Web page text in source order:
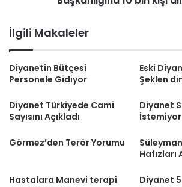
İlgili Makaleler
Diyanetin Bütçesi
Personele Gidiyor
Eski
Şeklen
Diyanet Türkiyede Cami
Sayısını Açıkladı
Diyanet
İstemiyor
Görmez’den Terör Yorumu
Hafızları
Hastalara Manevi terapi
Diyanet